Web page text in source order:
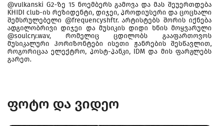
@vulkanski G2-ზე 15 ნოემბერს გამოვა და მას შეუერთდება
KHIDI club-ის რეზიდენტი, დიჯეი, პროდიუსერი და ცოცხალი
შემსრულებელი @frequencyshftr. არტისტებს შორის იქნება
ადგილობრივი დიჯეი და მუსიკის დიდი ხნის მოყვარული
@soulcry.wav, რომელიც ცდილობს გააფართოვოს
მუსიკალური ჰორიზონტები ისეთი ჟანრების შესწავლით,
როგორიცაა ელექტრო, პოსტ-პანკი, IDM და მის ფარგლებს
გარეთ.
ფოტო და ვიდეო